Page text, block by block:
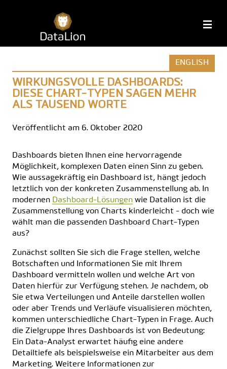
ENGLISH
WIRKUNGSVOLLE DASHBOARDS:
DIESE CHART-TYPEN SAGEN MEHR
ALS TAUSEND WORTE
Veröffentlicht am 6. Oktober 2020
Dashboards bieten Ihnen eine hervorragende
Möglichkeit, komplexen Daten einen Sinn zu geben.
Wie aussagekräftig ein Dashboard ist, hängt jedoch
letztlich von der konkreten Zusammenstellung ab. In
modernen Dashboard-Lösungen wie Datalion ist die
Zusammenstellung von Charts kinderleicht - doch wie
wählt man die passenden Dashboard Chart-Typen
aus?
Zunächst sollten Sie sich die Frage stellen, welche
Botschaften und Informationen Sie mit Ihrem
Dashboard vermitteln wollen und welche Art von
Daten hierfür zur Verfügung stehen. Je nachdem, ob
Sie etwa Verteilungen und Anteile darstellen wollen
oder aber Trends und Verläufe visualisieren möchten,
kommen unterschiedliche Chart-Typen in Frage. Auch
die Zielgruppe Ihres Dashboards ist von Bedeutung:
Ein Data-Analyst erwartet häufig eine andere
Detailtiefe als beispielsweise ein Mitarbeiter aus dem
Marketing. Weitere Informationen zur